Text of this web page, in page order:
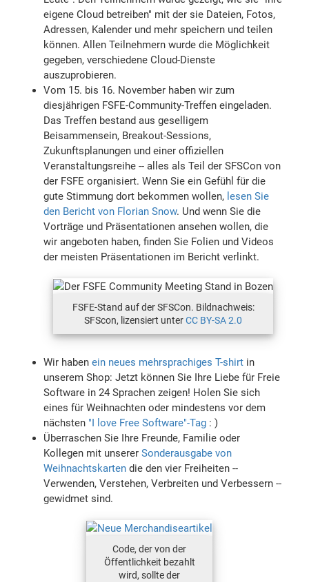
eigene Cloud betreiben" mit der sie Dateien, Fotos,
Adressen, Kalender und mehr speichern und teilen
können. Allen Teilnehmern wurde die Möglichkeit
gegeben, verschiedene Cloud-Dienste
auszuprobieren.
Vom 15. bis 16. November haben wir zum
diesjährigen FSFE-Community-Treffen eingeladen.
Das Treffen bestand aus geselligem
Beisammensein, Breakout-Sessions,
Zukunftsplanungen und einer offiziellen
Veranstaltungsreihe -- alles als Teil der SFSCon von
der FSFE organisiert. Wenn Sie ein Gefühl für die
gute Stimmung dort bekommen wollen, lesen Sie
den Bericht von Florian Snow. Und wenn Sie die
Vorträge und Präsentationen ansehen wollen, die
wir angeboten haben, finden Sie Folien und Videos
der meisten Präsentationen im Bericht verlinkt.
FSFE-Stand auf der SFSCon. Bildnachweis:
SFScon, lizensiert unterCC BY-SA 2.0
Wir habenein neues mehrsprachiges T-shirt in
unserem Shop: Jetzt können Sie Ihre Liebe für Freie
Software in 24 Sprachen zeigen! Holen Sie sich
eines für Weihnachten oder mindestens vor dem
nächsten "I love Free Software"-Tag : )
Überraschen Sie Ihre Freunde, Familie oder
Kollegen mit unsererSonderausgabe von
Weihnachtskarten die den vier Freiheiten --
Verwenden, Verstehen, Verbreiten und Verbessern --
gewidmet sind.
Code, der von der
Öffentlichkeit bezahlt
wird, sollte der